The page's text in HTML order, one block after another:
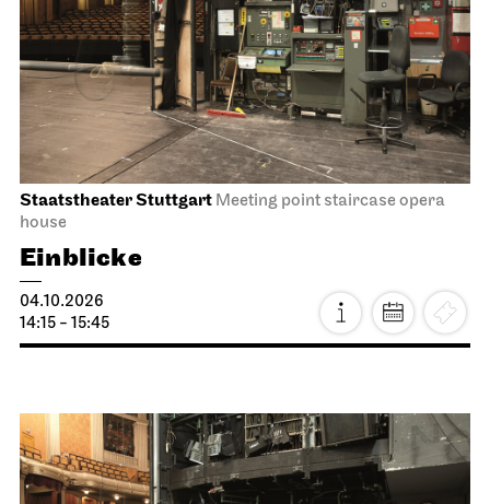
Staatstheater Stuttgart Meeting point staircase opera
house
Einblicke
04.10.2026
14:15 - 15:45